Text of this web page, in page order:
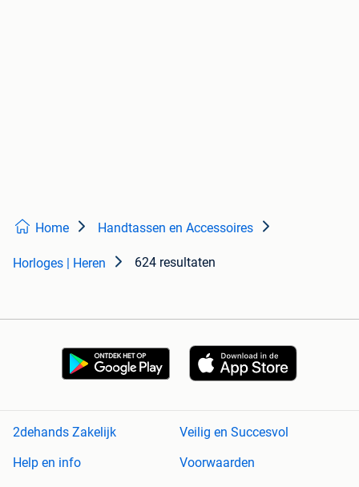
Home Handtassen en Accessoires
Horloges | Heren 624 resultaten
2dehands Zakelijk
Veilig en Succesvol
Help en info
Voorwaarden